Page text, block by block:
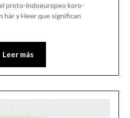
proto-indoeuropeo koro-
här y Heer que significan
Leer más